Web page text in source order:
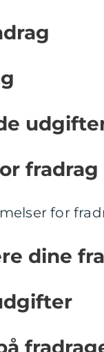
fradrag
for
dine